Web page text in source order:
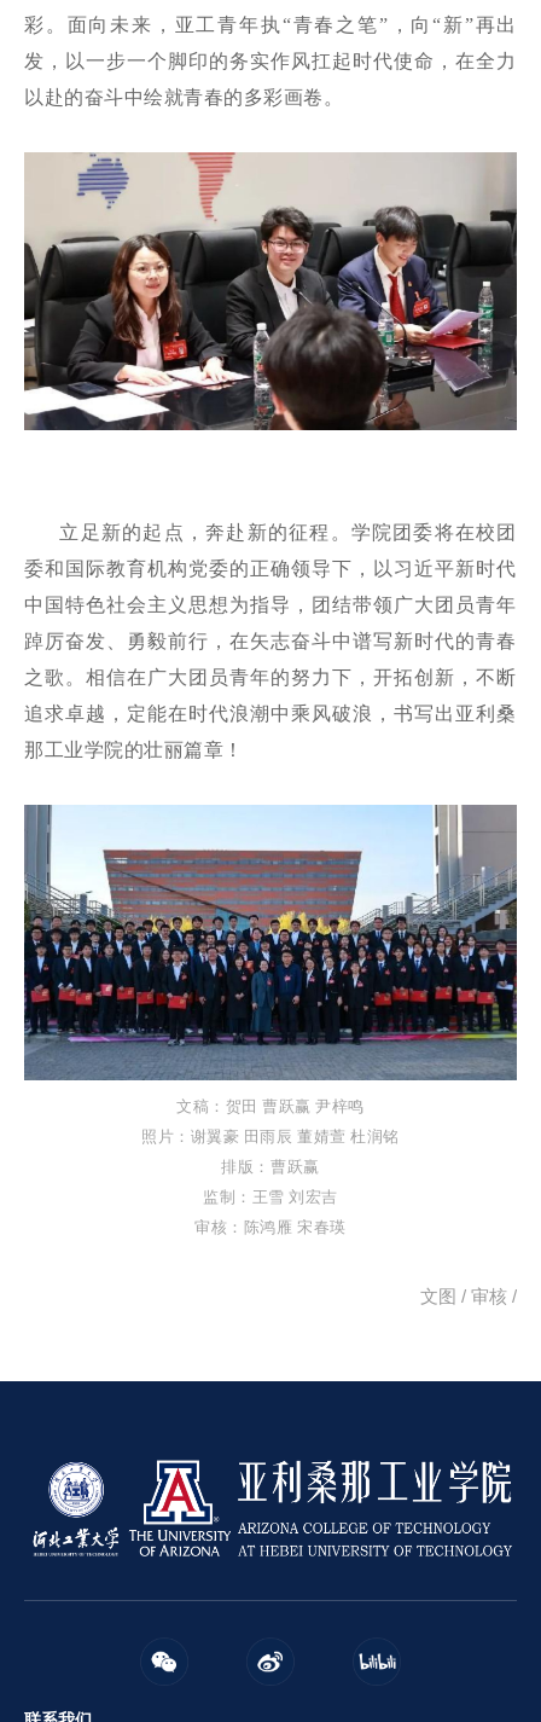
彩。面向未来，亚工青年执“青春之笔”，向“新”再出
发，以一步一个脚印的务实作风扛起时代使命，在全力
以赴的奋斗中绘就青春的多彩画卷。
立足新的起点，奔赴新的征程。学院团委将在校团
委和国际教育机构党委的正确领导下，以习近平新时代
中国特色社会主义思想为指导，团结带领广大团员青年
踔厉奋发、勇毅前行，在矢志奋斗中谱写新时代的青春
之歌。相信在广大团员青年的努力下，开拓创新，不断
追求卓越，定能在时代浪潮中乘风破浪，书写出亚利桑
那工业学院的壮丽篇章！
文稿：贺田 曹跃赢 尹梓鸣
照片：谢翼豪 田雨辰 董婧萱 杜润铭
排版：曹跃赢
监制：王雪 刘宏吉
审核：陈鸿雁 宋春瑛
文图 / 审核 /